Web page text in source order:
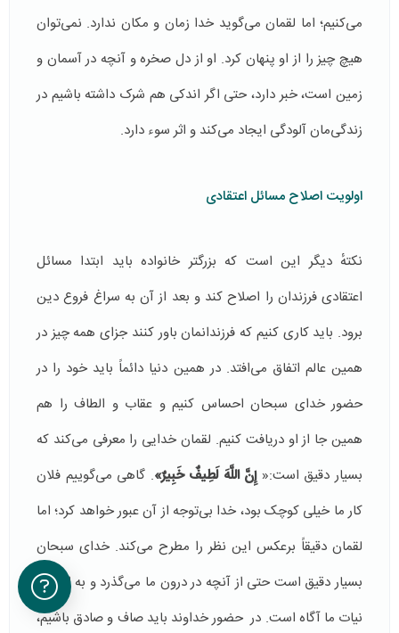
می‌کنیم؛ اما لقمان می‌گوید خدا زمان و مکان ندارد. نمی‌توان
هیچ چیز را از او پنهان کرد. او از دل صخره و آنچه در آسمان و
زمین است، خبر دارد، حتی اگر اندکی هم شرک داشته باشیم در
زندگی‌مان آلودگی ایجاد می‌کند و اثر سوء دارد.
اولویت اصلاح مسائل اعتقادی
نکتهٔ دیگر این است که بزرگتر خانواده باید ابتدا مسائل
اعتقادی فرزندان را اصلاح کند و بعد از آن به سراغ فروع دین
برود. باید کاری کنیم که فرزندانمان باور کنند جزای همه چیز در
همین عالم اتفاق می‌افتد. در همین دنیا دائماً باید خود را در
حضور خدای سبحان احساس کنیم و عقاب و الطاف را هم
همین جا از او دریافت کنیم. لقمان خدایی را معرفی می‌کند که
بسیار دقیق است:« إِنَّ اللَّهَ لَطِيفٌ خَبِيرٌ». گاهی می‌گوییم فلان
کار ما خیلی کوچک بود، خدا بی‌توجه از آن عبور خواهد کرد؛ اما
لقمان دقیقاً برعکس این نظر را مطرح می‌کند. خدای سبحان
بسیار دقیق است حتی از آنچه در درون ما می‌گذرد و به افکار و
نیات ما آگاه است. در حضور خداوند باید صاف و صادق باشیم،